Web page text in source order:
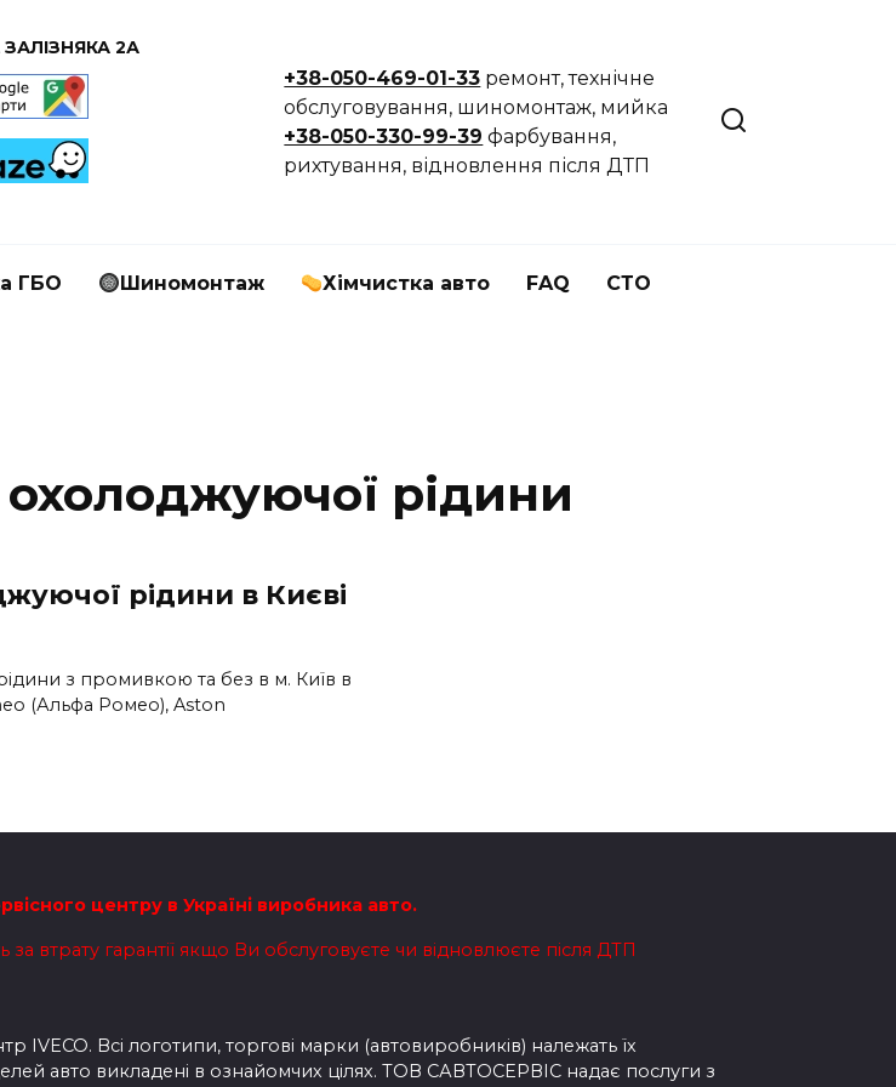
2А
+38-050-469-01-33 ремонт, технічне
обслуговування, шиномонтаж, мийка
+38-050-330-99-39 фарбування,
рихтування, відновлення після ДТП
ГБО Шиномонтаж Хімчистка авто FAQ СТО
рідини
рідини в Києві
з промивкою та без в м. Київ в
(Альфа Ромео), Aston
центру в Україні виробника авто.
втрату гарантії якщо Ви обслуговуєте чи відновлюєте після ДТП
Всі логотипи, торгові марки (автовиробників) належать їх
авто викладені в ознайомчих цілях. ТОВ САВТОСЕРВІС надає послуги з